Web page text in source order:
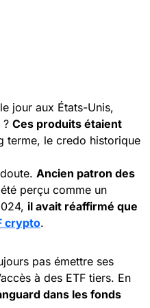
jour aux États-Unis,
? Ces produits étaient
terme, le credo historique
Ancien patron des
perçu comme un
il avait réaffirmé que
crypto.
pas émettre ses
à des ETF tiers. En
dans les fonds